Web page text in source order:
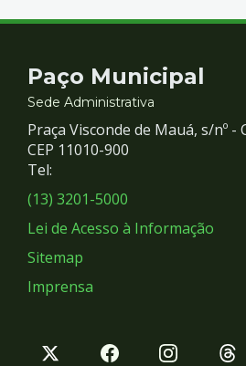
Contato
e
Redes
Sociais
Paço Municipal
Sede Administrativa
Praça Visconde de Mauá, s/nº -
CEP 11010-900
Tel:
(13) 3201-5000
Lei de Acesso à Informação
Sitemap
Imprensa